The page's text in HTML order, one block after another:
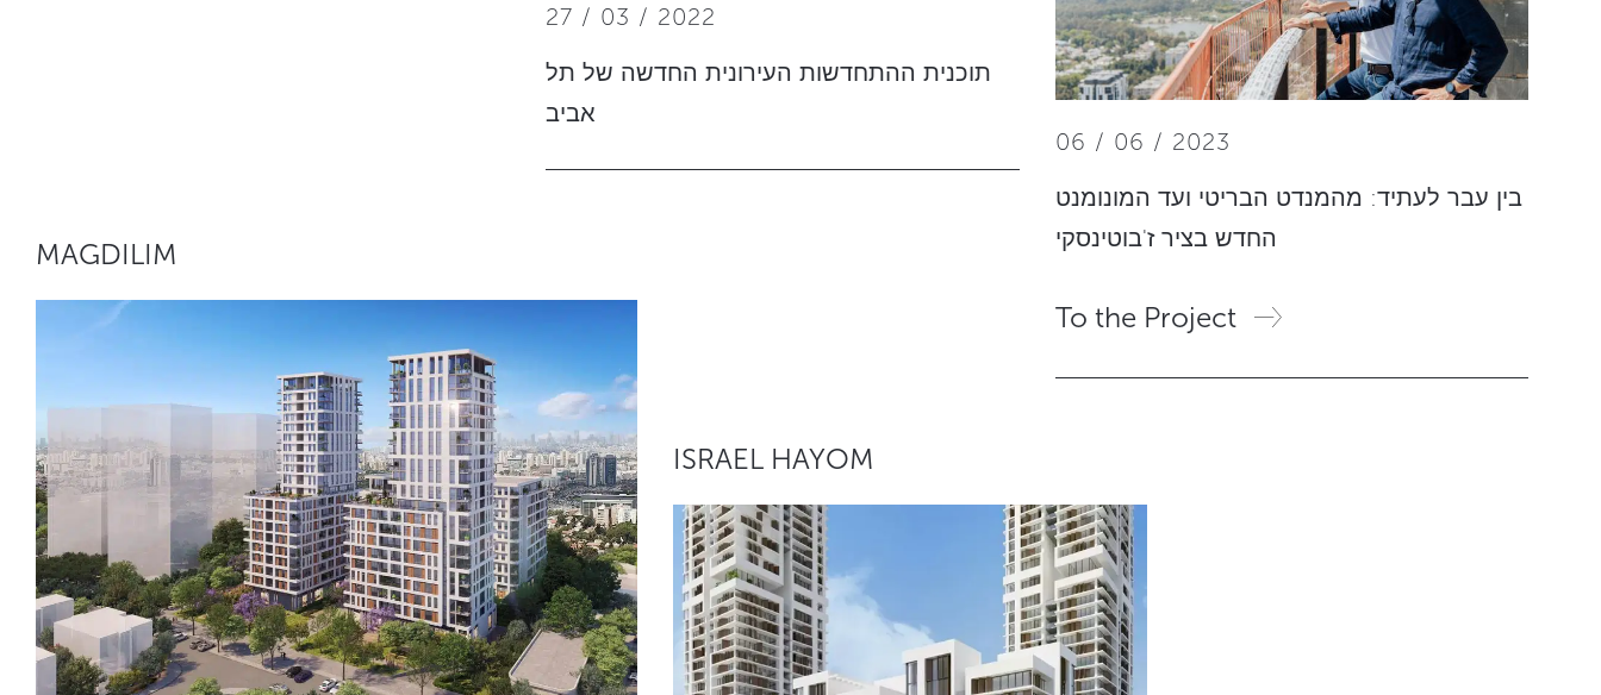
27 / 03 / 2022
תוכנית ההתחדשות העירונית החדשה של תל
אביב
06 / 06 / 2023
בין עבר לעתיד: מהמנדט הבריטי ועד המונומנט
החדש בציר ז'בוטינסקי
To the Project
MAGDILIM
ISRAEL HAYOM